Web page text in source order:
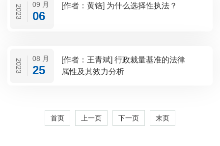
2023 09 月
06
[作者：黄锫] 为什么选择性执法？
2023 08 月
25
[作者：王青斌] 行政裁量基准的法律
属性及其效力分析
首页 上一页 下一页 末页